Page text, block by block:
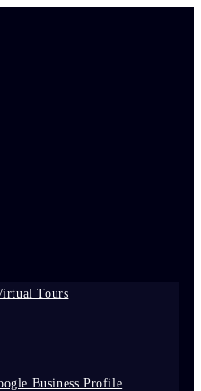
Tours
Business Profile